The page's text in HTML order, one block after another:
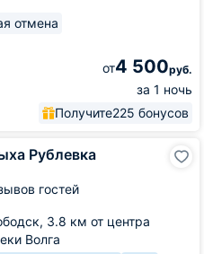
отмена
от4 500руб.
за 1 ночь
Получите225 бонусов
Рублевка
гостей
3.8 км от центра
Волга